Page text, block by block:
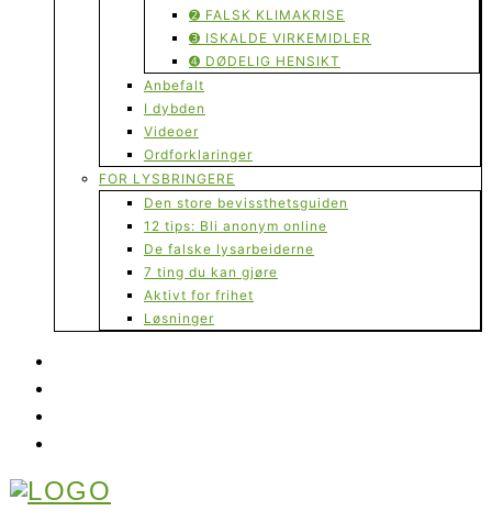
➋ FALSK KLIMAKRISE
➌ ISKALDE VIRKEMIDLER
➍ DØDELIG HENSIKT
Anbefalt
I dybden
Videoer
Ordforklaringer
FOR LYSBRINGERE
Den store bevissthetsguiden
12 tips: Bli anonym online
De falske lysarbeiderne
7 ting du kan gjøre
Aktivt for frihet
Løsninger